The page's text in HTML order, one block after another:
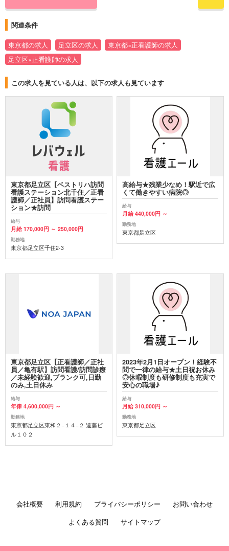
関連条件
東京都の求人 足立区の求人
東京都×正看護師の求人
足立区×正看護師の求人
この求人を見ている人は、以下の求人も見ています
東京都足立区【ベストリハ訪問
看護ステーション北千住／正看
護師／正社員】訪問看護ステー
ション★訪問
給与
月給 170,000円 ～ 250,000円
勤務地
東京都足立区千住2-3
高給与★残業少なめ！駅近で広
くて働きやすい病院◎
給与
月給 440,000円 ～
勤務地
東京都足立区
東京都足立区【正看護師／正社
員／亀有駅】訪問看護/訪問診療
／未経験歓迎,ブランク可,日勤
のみ,土日休み
給与
年俸 4,600,000円 ～
勤務地
東京都足立区東和２−１４−２ 遠藤ビ
ル１０２
2023年2月1日オープン！経験不
問で一律の給与★土日祝お休み
◎休暇制度も研修制度も充実で
安心の職場♪
給与
月給 310,000円 ～
勤務地
東京都足立区
会社概要 利用規約 プライバシーポリシー
お問い合わせ
よくある質問
サイトマップ